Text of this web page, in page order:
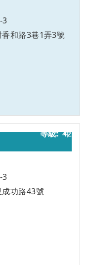
3
香和路3巷1弄3號
42
3
成功路43號
甲